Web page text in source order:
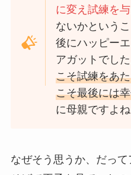
に変え試練を
ないかという
後にハッピー
アガットでし
こそ試練をあ
こそ最後には
に母親ですよね
なぜそう思うか、だっ